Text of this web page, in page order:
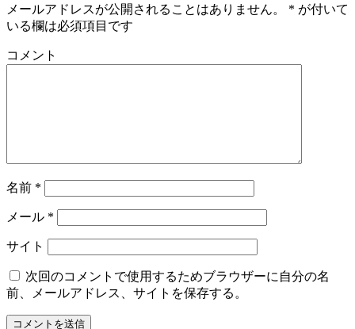
メールアドレスが公開されることはありません。 * が付いて
いる欄は必須項目です
コメント
名前 *
メール *
サイト
次回のコメントで使用するためブラウザーに自分の名
前、メールアドレス、サイトを保存する。